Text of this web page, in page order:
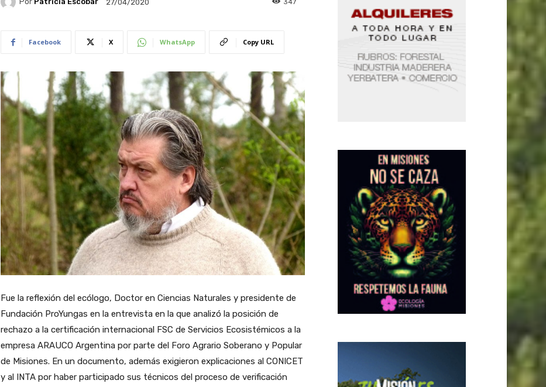
27/04/2020 347
Facebook X WhatsApp Copy URL
Fue la reflexión del ecólogo, Doctor en Ciencias Naturales y presidente de
Fundación ProYungas en la entrevista en la que analizó la posición de
rechazo a la certificación internacional FSC de Servicios Ecosistémicos a la
empresa ARAUCO Argentina por parte del Foro Agrario Soberano y Popular
de Misiones. En un documento, además exigieron explicaciones al CONICET
y al INTA por haber participado sus técnicos del proceso de verificación